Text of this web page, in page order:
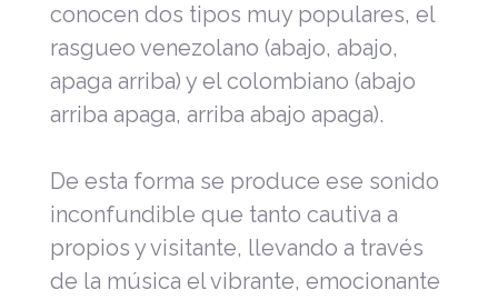
conocen dos tipos muy populares, el
rasgueo venezolano (abajo, abajo,
apaga arriba) y el colombiano (abajo
arriba apaga, arriba abajo apaga).
De esta forma se produce ese sonido
inconfundible que tanto cautiva a
propios y visitante, llevando a través
de la música el vibrante, emocionante